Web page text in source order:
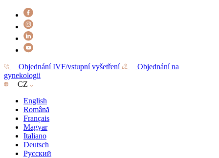
Objednání IVF/vstupní vyšetření
Objednání na
gynekologii
CZ
English
Română
Français
Magyar
Italiano
Deutsch
Русский